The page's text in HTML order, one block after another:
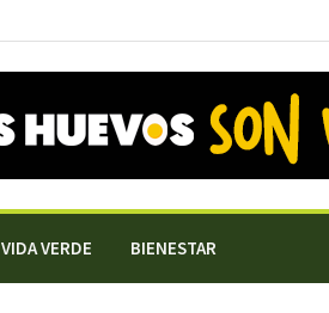
VIDA VERDE BIENESTAR